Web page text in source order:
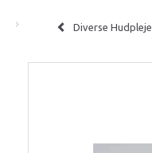
Diverse Hudpleje